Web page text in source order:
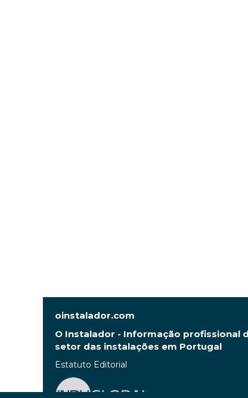
oinstalador.com
O Instalador - Informação profissional
setor das instalações em Portugal
Estatuto Editorial